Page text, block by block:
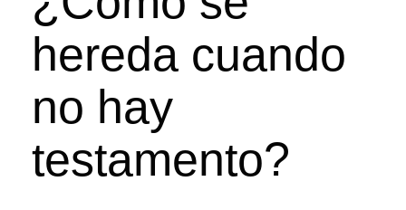
hereda cuando
no hay
testamento?